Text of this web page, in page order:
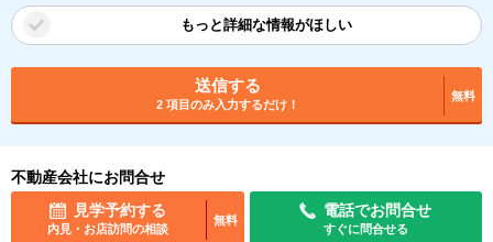
もっと詳細な情報がほしい
送信する
2 項目のみ入力するだけ！
無料
不動産会社にお問合せ
見学予約する
内見・お店訪問の相談
無料
電話でお問合せ
すぐに問合せる